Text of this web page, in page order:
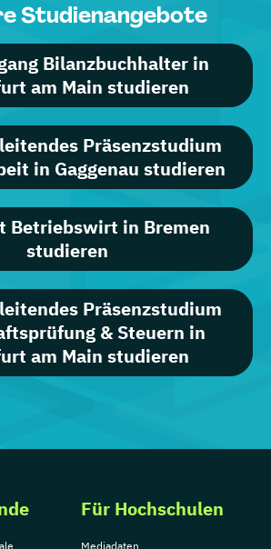
Studienangebote
Bilanzbuchhalter in
am Main studieren
Präsenzstudium
in Gaggenau studieren
Betriebswirt in Bremen
studieren
Präsenzstudium
& Steuern in
am Main studieren
Für Hochschulen
Mediadaten